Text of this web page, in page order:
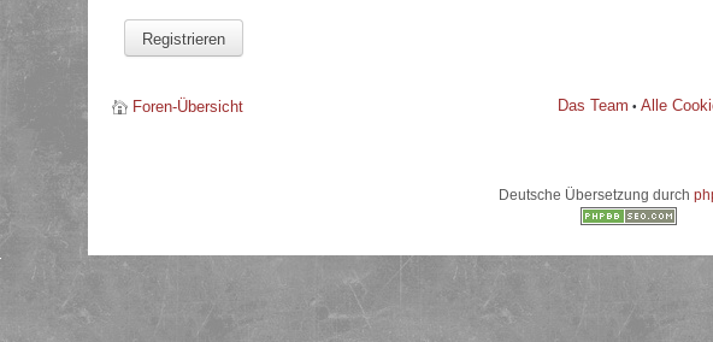
Registrieren
Foren-Übersicht Das Team • Alle
Deutsche Übersetzung durch